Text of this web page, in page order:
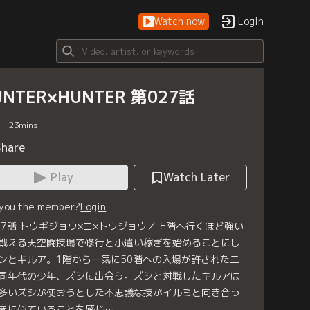
Watch now Login
第027話
23mins
Play
Watch Later
the member?Login
話 トウギジョウ×ニ×トウジョウ／上階へ行くほど強い
える天空闘技場で修行と小遣い稼ぎを始めることにし
とキルア。1階から一気に50階への入場が許された二
年代の少年、ズシに出会う。ズシと対戦したキルアは
いズシが使おうとした不思議な技がイルミと向き合っ